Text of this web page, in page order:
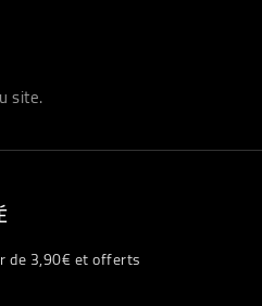
site.
de 3,90€ et offerts